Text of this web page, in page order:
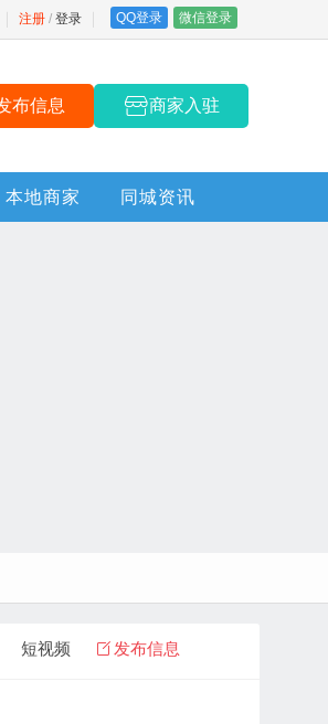
注册 / 登录 QQ登录 微信登录
布信息 商家入驻
本地商家 同城资讯
短视频 发布信息